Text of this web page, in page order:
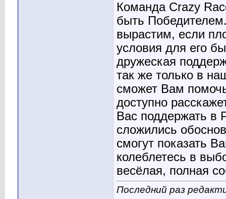
Команда Crazy
быть
вырастим, если
условия для его
дружеская
так же только в
сможет Вам
доступно
Вас поддержать в
сложились
смогут показать
колеблетесь в
весёлая, полная
Последний раз